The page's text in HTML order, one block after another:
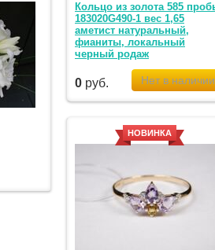
Кольцо из золота 585
183020G490-1 вес 1,65
аметист натуральный,
фианиты, локальный
черный родаж
0 руб.
НОВИНКА